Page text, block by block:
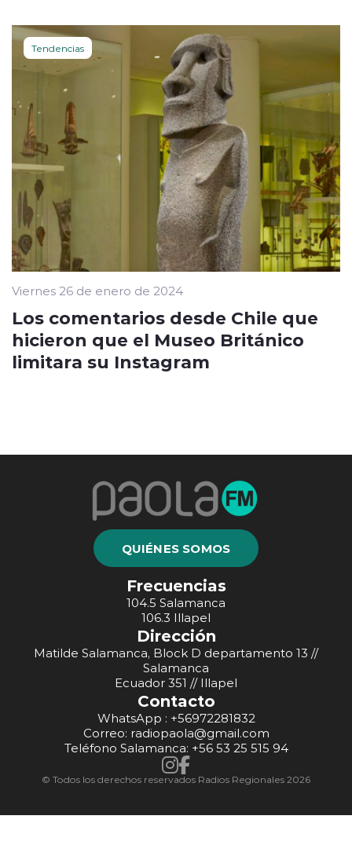
Tendencias
Viernes 26 de enero de 2024
Los comentarios desde Chile que
hicieron que el Museo Británico
limitara su Instagram
QUIÉNES SOMOS
Frecuencias
104.5 Salamanca
106.3 Illapel
Dirección
Matilde Salamanca, Block D departamento 13 //
Salamanca
Ecuador 351 // Illapel
Contacto
WhatsApp : +56972281832
Correo: radiopaola@gmail.com
Teléfono Salamanca: +56 53 25 515 94
© Todos los derechos reservados Radios Regionales 2026